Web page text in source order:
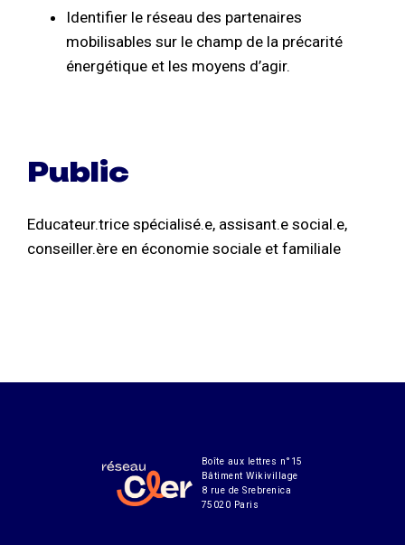
Identifier le réseau des partenaires
mobilisables sur le champ de la précarité
énergétique et les moyens d’agir.
Public
Educateur.trice spécialisé.e, assisant.e social.e,
conseiller.ère en économie sociale et familiale
Boîte aux lettres n°15
Bâtiment Wikivillage
8 rue de Srebrenica
75020 Paris